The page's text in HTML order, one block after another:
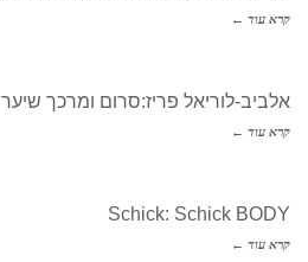
קרא עוד ←
אלביב-לוריאל פריז:סרום ומרכך שיער ULTIMATE
קרא עוד ←
Schick: Schick BODY
קרא עוד ←